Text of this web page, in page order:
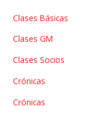
Clases Básicas
Clases GM
Clases Socios
Crónicas
Crónicas